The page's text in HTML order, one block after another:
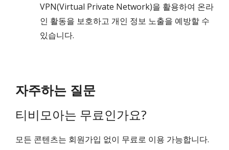
VPN(Virtual Private Network)을 활용하여 온라
인 활동을 보호하고 개인 정보 노출을 예방할 수
있습니다.
자주하는 질문
티비모아는 무료인가요?
모든 콘텐츠는 회원가입 없이 무료로 이용 가능합니다.